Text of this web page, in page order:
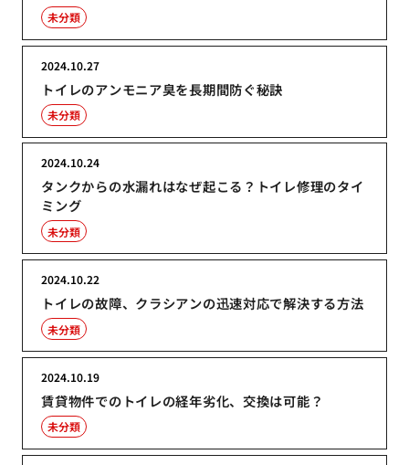
未分類
トイレのアンモニア臭を長期間防ぐ秘訣
2024.10.27
未分類
タンクからの水漏れはなぜ起こる？トイレ修理のタイ
ミング
2024.10.24
未分類
トイレの故障、クラシアンの迅速対応で解決する方法
2024.10.22
未分類
賃貸物件でのトイレの経年劣化、交換は可能？
2024.10.19
未分類